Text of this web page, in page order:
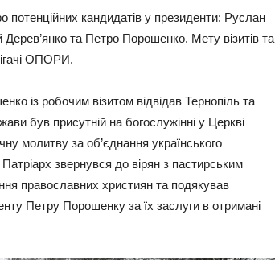
потенційних кандидатів у президенти: Руслан
та Петро Порошенко. Мету візитів та
ОПОРИ.
із робочим візитом відвідав Тернопіль та
був присутній на богослужінні у Церкві
молитву за об’єднання українського
звернувся до вірян з пастирським
православних християн та подякував
Петру Порошенку за їх заслуги в отримані